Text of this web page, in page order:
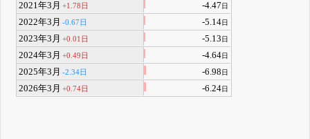
2021年3月 +1.78日 -4.47 日
2022年3月 -0.67日 -5.14日
2023年3月 +0.01日 -5.13 日
2024年3月 +0.49日 -4.64日
2025年3月 -2.34日 -6.98 日
2026年3月 +0.74日 -6.24日